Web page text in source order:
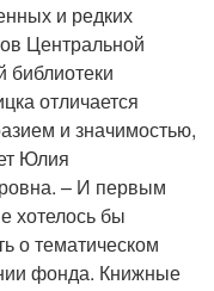
и редких
Центральной
библиотеки
отличается
и значимостью,
Юлия
– И первым
хотелось бы
о тематическом
фонда. Книжные